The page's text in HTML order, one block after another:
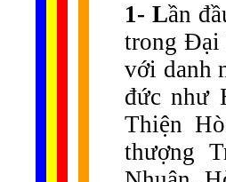
1- Lần
trong Đại
với danh
đức như
Thiện
thượng